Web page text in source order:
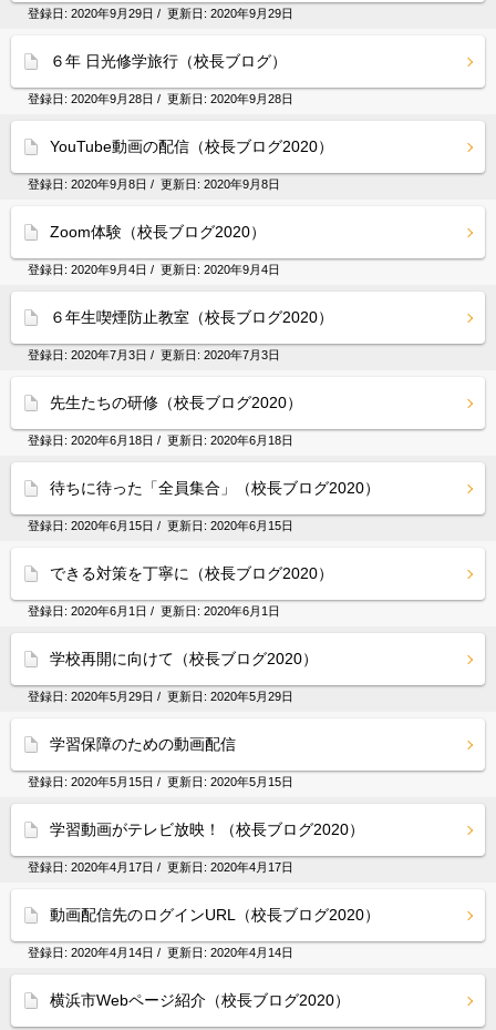
登録日: 2020年9月29日 / 更新日: 2020年9月29日
６年 日光修学旅行（校長ブログ）
登録日: 2020年9月28日 / 更新日: 2020年9月28日
YouTube動画の配信（校長ブログ2020）
登録日: 2020年9月8日 / 更新日: 2020年9月8日
Zoom体験（校長ブログ2020）
登録日: 2020年9月4日 / 更新日: 2020年9月4日
６年生喫煙防止教室（校長ブログ2020）
登録日: 2020年7月3日 / 更新日: 2020年7月3日
先生たちの研修（校長ブログ2020）
登録日: 2020年6月18日 / 更新日: 2020年6月18日
待ちに待った「全員集合」（校長ブログ2020）
登録日: 2020年6月15日 / 更新日: 2020年6月15日
できる対策を丁寧に（校長ブログ2020）
登録日: 2020年6月1日 / 更新日: 2020年6月1日
学校再開に向けて（校長ブログ2020）
登録日: 2020年5月29日 / 更新日: 2020年5月29日
学習保障のための動画配信
登録日: 2020年5月15日 / 更新日: 2020年5月15日
学習動画がテレビ放映！（校長ブログ2020）
登録日: 2020年4月17日 / 更新日: 2020年4月17日
動画配信先のログインURL（校長ブログ2020）
登録日: 2020年4月14日 / 更新日: 2020年4月14日
横浜市Webページ紹介（校長ブログ2020）